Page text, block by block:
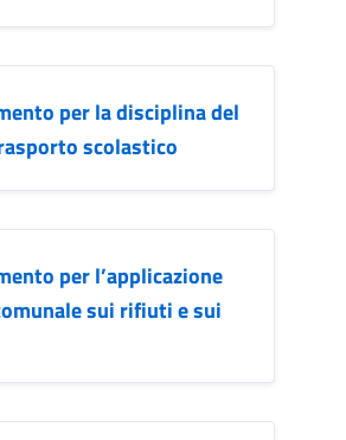
per la disciplina del
scolastico
per l’applicazione
sui rifiuti e sui